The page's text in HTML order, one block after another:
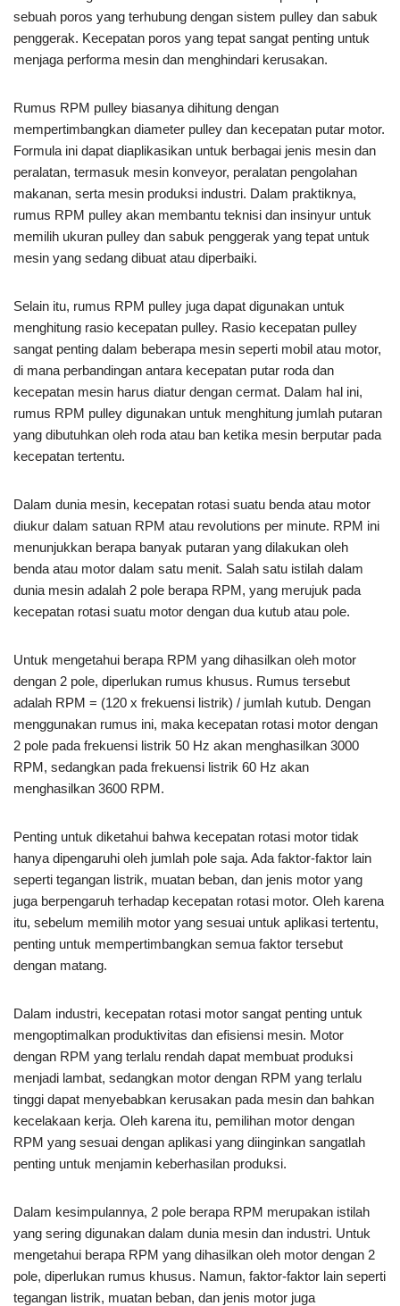
sebuah poros yang terhubung dengan sistem pulley dan sabuk
penggerak. Kecepatan poros yang tepat sangat penting untuk
menjaga performa mesin dan menghindari kerusakan.
Rumus RPM pulley biasanya dihitung dengan
mempertimbangkan diameter pulley dan kecepatan putar motor.
Formula ini dapat diaplikasikan untuk berbagai jenis mesin dan
peralatan, termasuk mesin konveyor, peralatan pengolahan
makanan, serta mesin produksi industri. Dalam praktiknya,
rumus RPM pulley akan membantu teknisi dan insinyur untuk
memilih ukuran pulley dan sabuk penggerak yang tepat untuk
mesin yang sedang dibuat atau diperbaiki.
Selain itu, rumus RPM pulley juga dapat digunakan untuk
menghitung rasio kecepatan pulley. Rasio kecepatan pulley
sangat penting dalam beberapa mesin seperti mobil atau motor,
di mana perbandingan antara kecepatan putar roda dan
kecepatan mesin harus diatur dengan cermat. Dalam hal ini,
rumus RPM pulley digunakan untuk menghitung jumlah putaran
yang dibutuhkan oleh roda atau ban ketika mesin berputar pada
kecepatan tertentu.
Dalam dunia mesin, kecepatan rotasi suatu benda atau motor
diukur dalam satuan RPM atau revolutions per minute. RPM ini
menunjukkan berapa banyak putaran yang dilakukan oleh
benda atau motor dalam satu menit. Salah satu istilah dalam
dunia mesin adalah 2 pole berapa RPM, yang merujuk pada
kecepatan rotasi suatu motor dengan dua kutub atau pole.
Untuk mengetahui berapa RPM yang dihasilkan oleh motor
dengan 2 pole, diperlukan rumus khusus. Rumus tersebut
adalah RPM = (120 x frekuensi listrik) / jumlah kutub. Dengan
menggunakan rumus ini, maka kecepatan rotasi motor dengan
2 pole pada frekuensi listrik 50 Hz akan menghasilkan 3000
RPM, sedangkan pada frekuensi listrik 60 Hz akan
menghasilkan 3600 RPM.
Penting untuk diketahui bahwa kecepatan rotasi motor tidak
hanya dipengaruhi oleh jumlah pole saja. Ada faktor-faktor lain
seperti tegangan listrik, muatan beban, dan jenis motor yang
juga berpengaruh terhadap kecepatan rotasi motor. Oleh karena
itu, sebelum memilih motor yang sesuai untuk aplikasi tertentu,
penting untuk mempertimbangkan semua faktor tersebut
dengan matang.
Dalam industri, kecepatan rotasi motor sangat penting untuk
mengoptimalkan produktivitas dan efisiensi mesin. Motor
dengan RPM yang terlalu rendah dapat membuat produksi
menjadi lambat, sedangkan motor dengan RPM yang terlalu
tinggi dapat menyebabkan kerusakan pada mesin dan bahkan
kecelakaan kerja. Oleh karena itu, pemilihan motor dengan
RPM yang sesuai dengan aplikasi yang diinginkan sangatlah
penting untuk menjamin keberhasilan produksi.
Dalam kesimpulannya, 2 pole berapa RPM merupakan istilah
yang sering digunakan dalam dunia mesin dan industri. Untuk
mengetahui berapa RPM yang dihasilkan oleh motor dengan 2
pole, diperlukan rumus khusus. Namun, faktor-faktor lain seperti
tegangan listrik, muatan beban, dan jenis motor juga